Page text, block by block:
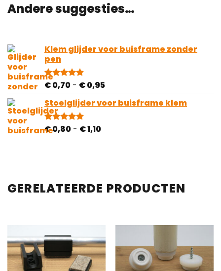
Andere suggesties…
Klem glijder voor buisframe zonder
pen
Gewaardeerd
gebaseerd
op
5
klantbeoordelingen
€0,70 - €0,95Prijsklasse:
tot
Stoelglijder voor buisframe klem
Gewaardeerd
5.00
5
€0,80 - €1,10Prijsklasse:
GERELATEERDE PRODUCTEN